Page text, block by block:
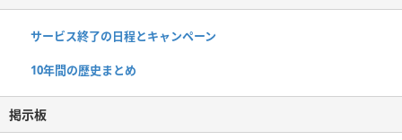
サービス終了の日程とキャンペーン
10年間の歴史まとめ
掲示板